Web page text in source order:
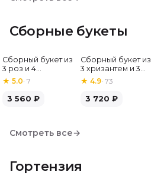
Сборные букеты
Сборный букет из
3 роз и 4
альстромерий
★ 5.0· 7
3 560 ₽
Хит
Сборный букет из
3 хризантем и 3
альстромерий
★ 4.9· 73
3 720 ₽
Смотреть все→
Гортензия